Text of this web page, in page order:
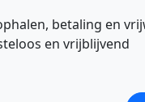
betaling en
en vrijblijvend